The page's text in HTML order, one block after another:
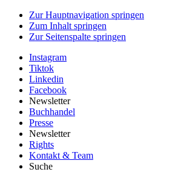
Zur Hauptnavigation springen
Zum Inhalt springen
Zur Seitenspalte springen
Instagram
Tiktok
Linkedin
Facebook
Newsletter
Buchhandel
Presse
Newsletter
Rights
Kontakt & Team
Suche